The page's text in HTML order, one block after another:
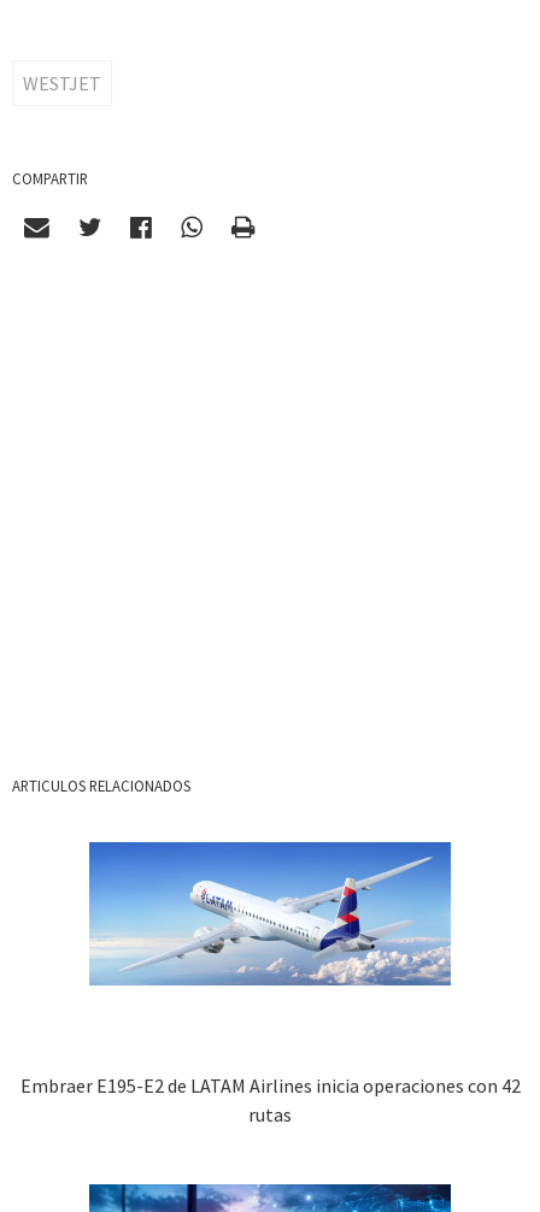
WESTJET
COMPARTIR
ARTICULOS RELACIONADOS
Embraer E195-E2 de LATAM Airlines inicia operaciones con 42
rutas